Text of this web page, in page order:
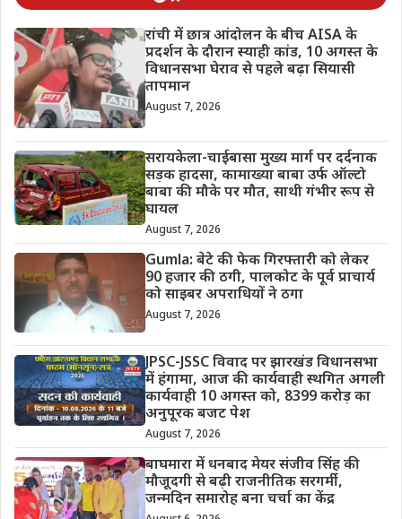
रांची में छात्र आंदोलन के बीच AISA के
प्रदर्शन के दौरान स्याही कांड, 10 अगस्त के
विधानसभा घेराव से पहले बढ़ा सियासी
तापमान
August 7, 2026
सरायकेला-चाईबासा मुख्य मार्ग पर दर्दनाक
सड़क हादसा, कामाख्या बाबा उर्फ ऑल्टो
बाबा की मौके पर मौत, साथी गंभीर रूप से
घायल
August 7, 2026
Gumla: बेटे की फेक गिरफ्तारी को लेकर
90 हजार की ठगी, पालकोट के पूर्व प्राचार्य
को साइबर अपराधियों ने ठगा
August 7, 2026
JPSC-JSSC विवाद पर झारखंड विधानसभा
में हंगामा, आज की कार्यवाही स्थगित अगली
कार्यवाही 10 अगस्त को, 8399 करोड़ का
अनुपूरक बजट पेश
August 7, 2026
बाघमारा में धनबाद मेयर संजीव सिंह की
मौजूदगी से बढ़ी राजनीतिक सरगर्मी,
जन्मदिन समारोह बना चर्चा का केंद्र